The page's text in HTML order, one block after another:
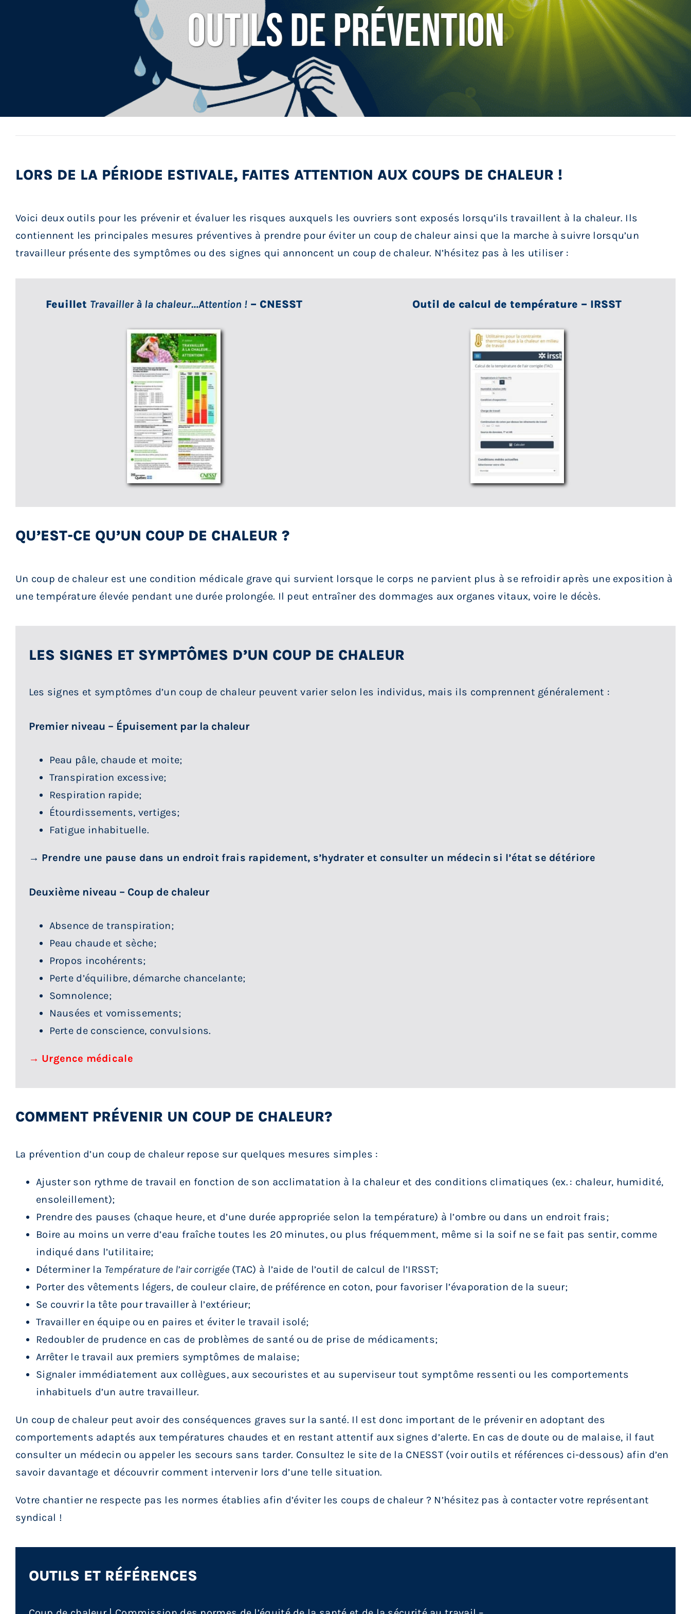
Actualités
Outils De Prévention
LORS DE LA PÉRIODE ESTIVALE, FAITES ATTENTION AUX COUPS DE CHALEUR !
Voici deux outils pour les prévenir et évaluer les risques auxquels les ouvriers sont exposés lorsqu’ils travaillent à la chaleur. Ils
contiennent les principales mesures préventives à prendre pour éviter un coup de chaleur ainsi que la marche à suivre lorsqu’un
travailleur présente des symptômes ou des signes qui annoncent un coup de chaleur​​. N’hésitez pas à les utiliser :
Feuillet Travailler à la chaleur…Attention !– CNESST Outil de calcul de température – IRSST
QU’EST-CE QU’UN COUP DE CHALEUR ?
Un coup de chaleur est une condition médicale grave qui survient lorsque le corps ne parvient plus à se refroidir après une exposition à
une température élevée pendant une durée prolongée. Il peut entraîner des dommages aux organes vitaux, voire le décès.
LES SIGNES ET SYMPTÔMES D’UN COUP DE CHALEUR
Les signes et symptômes d’un coup de chaleur peuvent varier selon les individus, mais ils comprennent généralement :
Premier niveau – Épuisement par la chaleur
Peau pâle, chaude et moite;
Transpiration excessive;
Respiration rapide;
Étourdissements, vertiges;
Fatigue inhabituelle.
→ Prendre une pause dans un endroit frais rapidement, s’hydrater et consulter un médecin si l’état se détériore
Deuxième niveau – Coup de chaleur
Absence de transpiration;
Peau chaude et sèche;
Propos incohérents;
Perte d’équilibre, démarche chancelante;
Somnolence;
Nausées et vomissements;
Perte de conscience, convulsions.
→ Urgence médicale
COMMENT PRÉVENIR UN COUP DE CHALEUR?
La prévention d’un coup de chaleur repose sur quelques mesures simples :
Ajuster son rythme de travail en fonction de son acclimatation à la chaleur et des conditions climatiques (ex. : chaleur, humidité,
ensoleillement);
Prendre des pauses (chaque heure, et d’une durée appropriée selon la température) à l’ombre ou dans un endroit frais;
Boire au moins un verre d’eau fraîche toutes les 20 minutes, ou plus fréquemment, même si la soif ne se fait pas sentir, comme
indiqué dans l’utilitaire;
Déterminer la Température de l’air corrigée(TAC) à l’aide de l’outil de calcul de l’IRSST;
Porter des vêtements légers, de couleur claire, de préférence en coton, pour favoriser l’évaporation de la sueur;
Se couvrir la tête pour travailler à l’extérieur;
Travailler en équipe ou en paires et éviter le travail isolé;
Redoubler de prudence en cas de problèmes de santé ou de prise de médicaments;
Arrêter le travail aux premiers symptômes de malaise;
Signaler immédiatement aux collègues, aux secouristes et au superviseur tout symptôme ressenti ou les comportements
inhabituels d’un autre travailleur.
Un coup de chaleur peut avoir des conséquences graves sur la santé. Il est donc important de le prévenir en adoptant des
comportements adaptés aux températures chaudes et en restant attentif aux signes d’alerte. En cas de doute ou de malaise, il faut
consulter un médecin ou appeler les secours sans tarder. Consultez le site de la CNESST (voir outils et références ci-dessous) afin d’en
savoir davantage et découvrir comment intervenir lors d’une telle situation.
Votre chantier ne respecte pas les normes établies afin d’éviter les coups de chaleur ? N’hésitez pas à contacter votre représentant
syndical !
OUTILS ET RÉFÉRENCES